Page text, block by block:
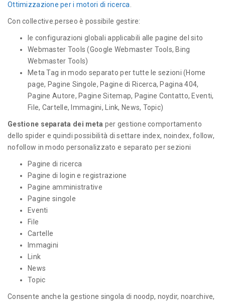
Ottimizzazione per i motori di ricerca
Con collective.perseo è possibile gestire:
le configurazioni globali applicabili alle pagine del sito
Webmaster Tools (Google Webmaster Tools, Bing
Webmaster Tools)
Meta Tag in modo separato per tutte le sezioni (Home
page, Pagine Singole, Pagine di Ricerca, Pagina 404,
Pagine Autore, Pagine Sitemap, Pagine Contatto, Eventi,
File, Cartelle, Immagini, Link, News, Topic)
Gestione separata dei meta per gestione comportamento
dello spider e quindi possibilità di settare index, noindex, follow,
nofollow in modo personalizzato e separato per sezioni
Pagine di ricerca
Pagine di login e registrazione
Pagine amministrative
Pagine singole
Eventi
File
Cartelle
Immagini
Link
News
Topic
Consente anche la gestione singola di noodp, noydir, noarchive,